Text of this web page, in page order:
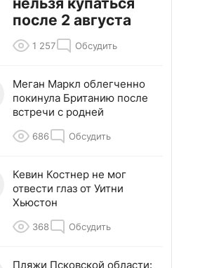
после 2 августа
1 257 Обсудить
Меган Маркл облегченно
покинула Британию после
встречи с родней
686 Обсудить
Кевин Костнер не мог
отвести глаз от Уитни
Хьюстон
368 Обсудить
Пляжи Псковской области: